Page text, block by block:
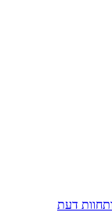
חוות דעת